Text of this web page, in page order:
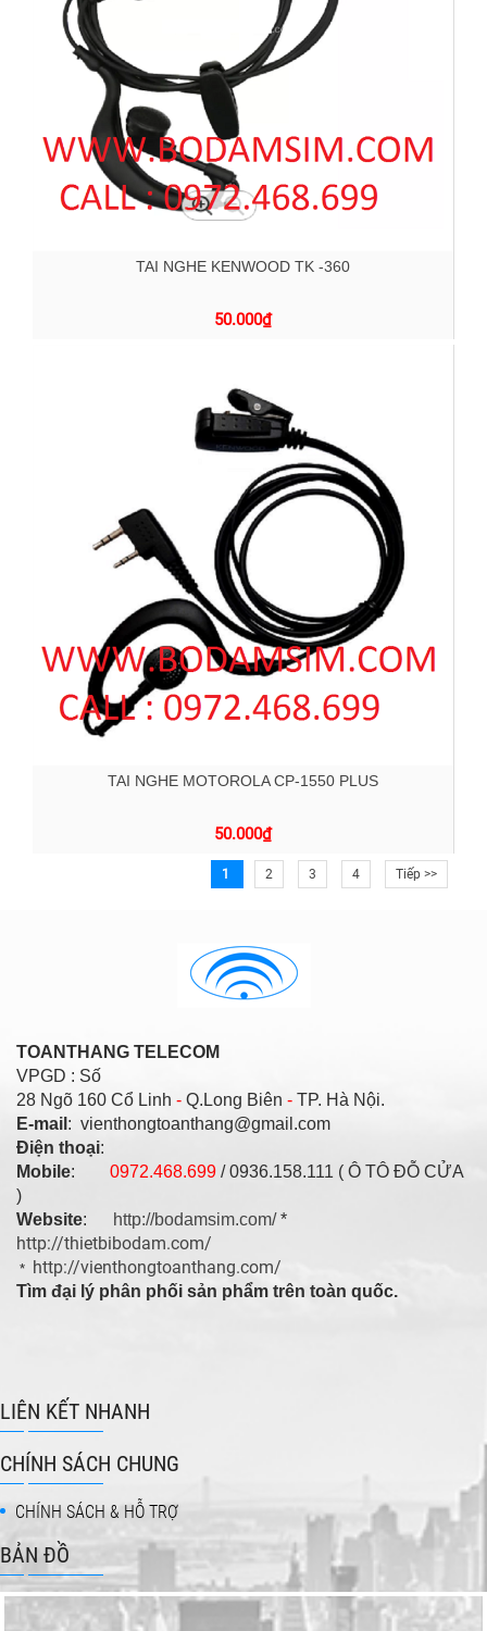
TAI NGHE KENWOOD TK -360
50.000₫
TAI NGHE MOTOROLA CP-1550 PLUS
50.000₫
1 2 3 4 Tiếp >>
TOANTHANG TELECOM
VPGD : Số
28 Ngõ 160 Cổ Linh - Q.Long Biên - TP. Hà Nội.
E-mail : vienthongtoanthang@gmail.com
Điện thoại:
Mobile: 0972.468.699 / 0936.158.111 ( Ô TÔ ĐỖ CỬA
)
Website: http://bodamsim.com/*
http://thietbibodam.com/
* http://vienthongtoanthang.com/
Tìm đại lý phân phối sản phẩm trên toàn quốc.
LIÊN KẾT NHANH
CHÍNH SÁCH CHUNG
CHÍNH SÁCH & HỖ TRỢ
BẢN ĐỒ